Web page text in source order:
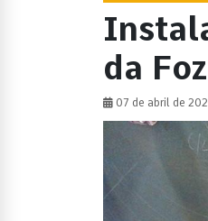
da
07 de abril de